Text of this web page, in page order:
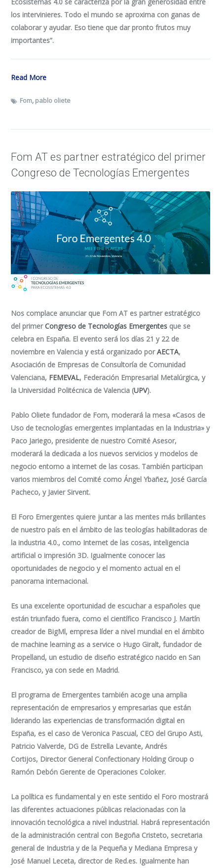
los intervinieres. Todo el mundo se aproxima con ganas de
colaborar y ayudar. Eso tiene que dar pronto frutos muy
importantes”.
Read More
Fom, pablo oliete
Fom AT es partner estratégico del primer
Congreso de Tecnologías Emergentes
Nos complace anunciar que Fom AT es partner estratégico
del primerCongreso de Tecnologías Emergentes que se
celebra en España. El evento será los días 21 y 22 de
noviembre en Valencia y está organizado porAECTA,
Asociación de Empresas de Consultoría de Comunidad
Valenciana, FEMEVAL, Federación Empresarial Metalúrgica, y
la Universidad Politécnica de Valencia (UPV).
Pablo Oliete fundador de Fom, moderará la mesa «Casos de
Uso de tecnologías emergentes implantadas en la Industria» y
Paco Jariego, presidente de nuestro Comité Asesor,
moderará la dedicada a los nuevos servicios y modelos de
negocio entorno a internet de las cosas. También participan
varios miembros del Comité como Ángel Ybañez, José García
Pacheco, y Javier Sirvent.
El Foro Emergentes quiere juntar a las mentes más brillantes
de nuestro país en el ámbito de las teologías habilitadoras de
la industria 4.0., como Internet de las cosas, inteligencia
artificial o impresión 3D. Igualmente conocer las
oportunidades de negocio y el momento actual en el
panorama internacional.
Es una excelente oportunidad de escuchar a españoles que
están triunfado fuera, como el científico Francisco J. Martín
creador de BigMl, empresa líder a nivel mundial en el ámbito
de machine learning as a service o Hugo Giralt, fundador de
Propelland, un estudio de diseño estratégico nacido en San
Francisco, ya con sede en Madrid.
El programa de Emergentes también acoge una amplia
representación de empresarios y empresarias que están
liderando las experiencias de transformación digital en
España, es el caso de Veronica Pascual, CEO del Grupo Asti,
Patricio Valverde, DG de Estrella Levante, Andrés
Cortijos, Director General Confectionary Holding Group o
Ramón Debón Gerente de Operaciones Coloker.
La política es fundamental y en este sentido el Foro mostrará
las diferentes actuaciones públicas relacionadas con la
innovación tecnológica a nivel industrial. Habrá representación
de la administración central con Begoña Cristeto, secretaria
general de Industria y de la Pequeña y Mediana Empresa y
José Manuel Leceta, director de Red.es. Igualmente han